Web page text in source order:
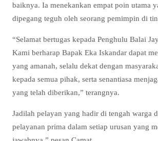
baiknya. Ia menekankan empat poin utama
dipegang teguh oleh seorang pemimpin di
“Selamat bertugas kepada Penghulu Balai
Kami berharap Bapak Eka Iskandar dapat
yang amanah, selalu dekat dengan
kepada semua pihak, serta senantiasa
yang telah diberikan,” terangnya.
Jadilah pelayan yang hadir di tengah warga
pelayanan prima dalam setiap urusan yang